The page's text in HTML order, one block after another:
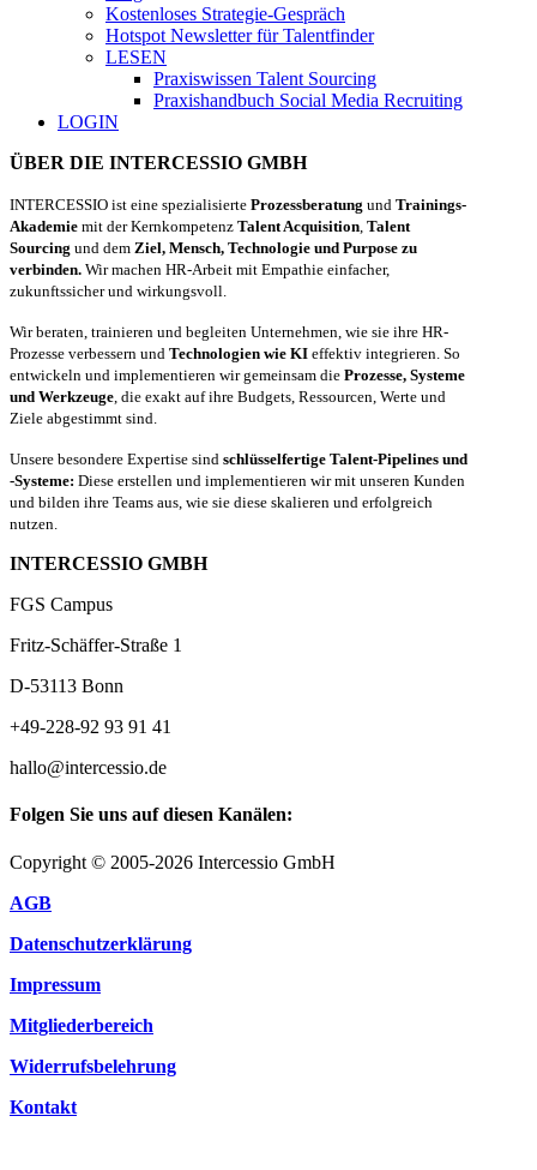
Kostenloses Strategie-Gespräch
Hotspot Newsletter für Talentfinder
LESEN
Praxiswissen Talent Sourcing
Praxishandbuch Social Media Recruiting
LOGIN
ÜBER DIE INTERCESSIO GMBH
INTERCESSIO ist eine spezialisierte Prozessberatung und Trainings-
Akademie mit der Kernkompetenz Talent Acquisition, Talent
Sourcing und dem Ziel, Mensch, Technologie und Purpose zu
verbinden. Wir machen HR-Arbeit mit Empathie einfacher,
zukunftssicher und wirkungsvoll.
Wir beraten, trainieren und begleiten Unternehmen, wie sie ihre HR-
Prozesse verbessern und Technologien wie KI effektiv integrieren. So
entwickeln und implementieren wir gemeinsam die Prozesse, Systeme
und Werkzeuge, die exakt auf ihre Budgets, Ressourcen, Werte und
Ziele abgestimmt sind.
Unsere besondere Expertise sind schlüsselfertige Talent-Pipelines und
-Systeme: Diese erstellen und implementieren wir mit unseren Kunden
und bilden ihre Teams aus, wie sie diese skalieren und erfolgreich
nutzen.
INTERCESSIO GMBH
FGS Campus
Fritz-Schäffer-Straße 1
D-53113 Bonn
+49-228-92 93 91 41
hallo@intercessio.de
Folgen Sie uns auf diesen Kanälen:
Copyright © 2005-2026 Intercessio GmbH
AGB
Datenschutzerklärung
Impressum
Mitgliederbereich
Widerrufsbelehrung
Kontakt